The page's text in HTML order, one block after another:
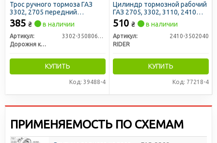
Трос ручного тормоза ГАЗ
3302, 2705 передний
(1390мм) (ДК)
385 ₴ в наличии
Артикул:
3302-3508068-03
Дорожня карта
КУПИТЬ
Код: 39488-4
Цилиндр тормозной рабочий
ГАЗ 2705, 3302, 3110, 2410
задний d 10мм (RIDER)
510 ₴ в наличии
Артикул:
2410-3502040
RIDER
КУПИТЬ
Код: 77218-4
ПРИМЕНЯЕМОСТЬ ПО СХЕМАМ